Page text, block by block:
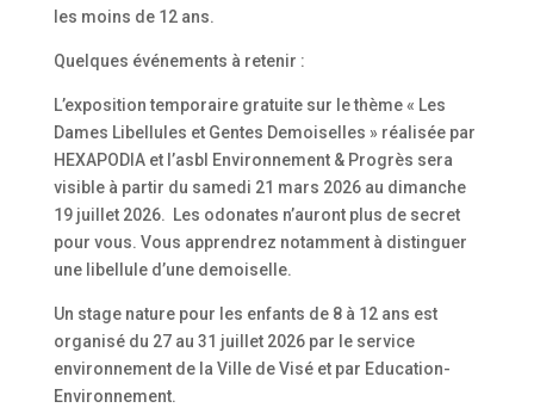
les moins de 12 ans.
Quelques événements à retenir :
L’exposition temporaire gratuite sur le thème « Les
Dames Libellules et Gentes Demoiselles » réalisée par
HEXAPODIA et l’asbl Environnement & Progrès sera
visible à partir du samedi 21 mars 2026 au dimanche
19 juillet 2026. Les odonates n’auront plus de secret
pour vous. Vous apprendrez notamment à distinguer
une libellule d’une demoiselle.
Un stage nature pour les enfants de 8 à 12 ans est
organisé du 27 au 31 juillet 2026 par le service
environnement de la Ville de Visé et par Education-
Environnement.